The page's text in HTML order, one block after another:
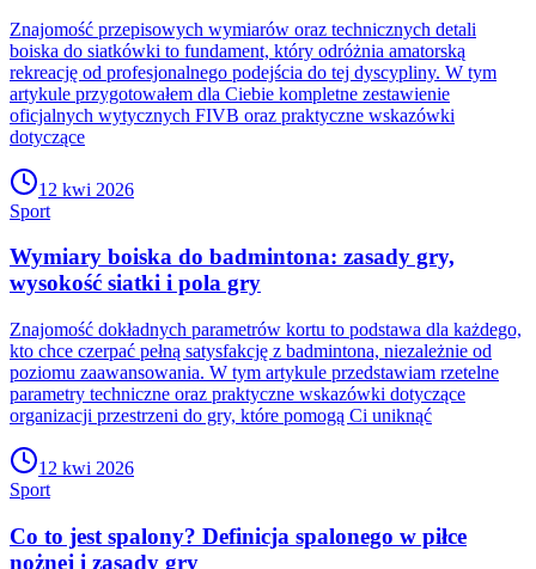
Znajomość przepisowych wymiarów oraz technicznych detali
boiska do siatkówki to fundament, który odróżnia amatorską
rekreację od profesjonalnego podejścia do tej dyscypliny. W tym
artykule przygotowałem dla Ciebie kompletne zestawienie
oficjalnych wytycznych FIVB oraz praktyczne wskazówki
dotyczące
12 kwi 2026
Sport
Wymiary boiska do badmintona: zasady gry,
wysokość siatki i pola gry
Znajomość dokładnych parametrów kortu to podstawa dla każdego,
kto chce czerpać pełną satysfakcję z badmintona, niezależnie od
poziomu zaawansowania. W tym artykule przedstawiam rzetelne
parametry techniczne oraz praktyczne wskazówki dotyczące
organizacji przestrzeni do gry, które pomogą Ci uniknąć
12 kwi 2026
Sport
Co to jest spalony? Definicja spalonego w piłce
nożnej i zasady gry